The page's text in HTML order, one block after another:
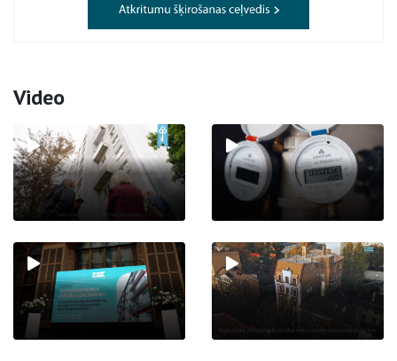
Video